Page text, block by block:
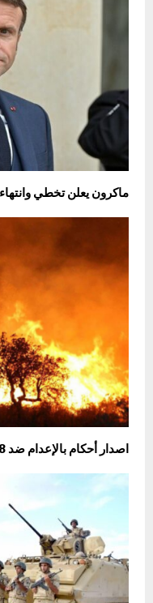
ماكرون يعلن تخطي
اصدار أحكام بالإعدام ضد 48 متهما بحرائق الجزائر